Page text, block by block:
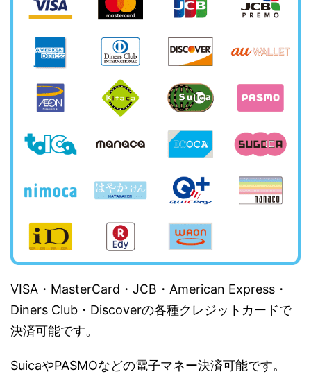
VISA・MasterCard・JCB・American Express・
Diners Club・Discoverの各種クレジットカードで
決済可能です。
SuicaやPASMOなどの電子マネー決済可能です。